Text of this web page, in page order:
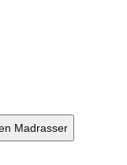
Madrasser